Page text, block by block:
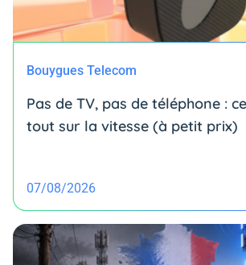
Bouygues Telecom
Pas de TV, pas de téléphone :
tout sur la vitesse (à petit prix)
07/08/2026